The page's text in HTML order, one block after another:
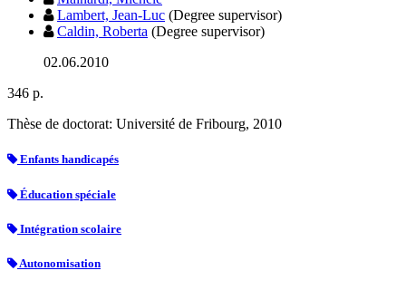
Lambert, Jean-Luc (Degree supervisor)
Caldin, Roberta (Degree supervisor)
02.06.2010
346 p.
Thèse de doctorat: Université de Fribourg, 2010
Enfants handicapés
Éducation spéciale
Intégration scolaire
Autonomisation